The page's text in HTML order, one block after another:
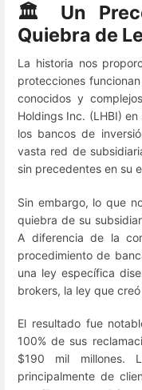
🏛️ Un
Quiebra de
La historia nos
protecciones
conocidos y
Holdings Inc. (LHBI)
los bancos de
vasta red de
sin precedentes en su
Sin embargo, lo que
quiebra de su
A diferencia de la
procedimiento de
una ley específica
brokers, la ley que creó
El resultado fue
100% de sus
$190 mil millones.
principalmente de